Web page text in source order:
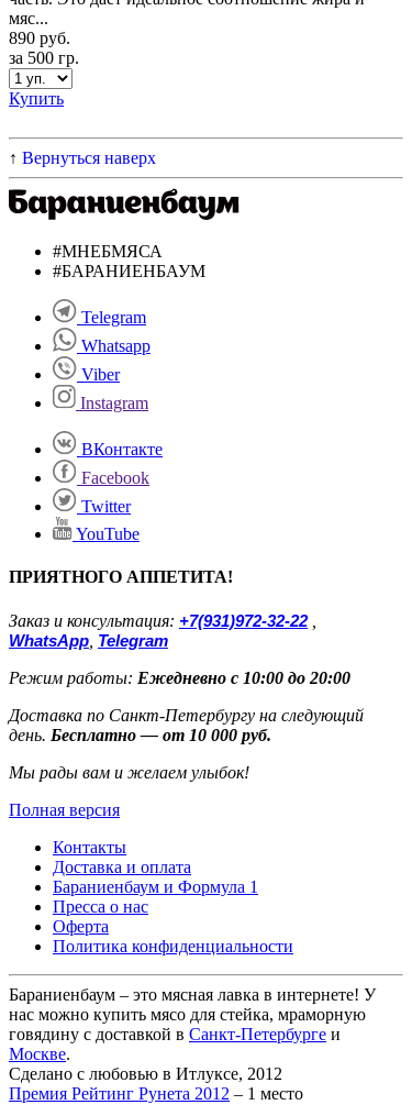
мяс...
890 руб.
за 500 гр.
Купить
↑ Вернуться наверх
#МНЕБМЯСА
#БАРАНИЕНБАУМ
Telegram
Whatsapp
Viber
Instagram
ВКонтакте
Facebook
Twitter
YouTube
ПРИЯТНОГО АППЕТИТА!
Заказ и консультация: +7(931)972-32-22,
WhatsApp Telegram
Режим работы: Ежедневно с 10:00 до 20:00
Доставка по Санкт-Петербургу на следующий
день. Бесплатно — от 10 000 руб.
Мы рады вам и желаем улыбок!
Полная версия
Контакты
Доставка и оплата
Бараниенбаум и Формула 1
Пресса о нас
Оферта
Политика конфиденциальности
Бараниенбаум – это мясная лавка в интернете! У
нас можно купить мясо для стейка, мраморную
говядину с доставкой в Санкт-Петербурге и
Москве.
Сделано с любовью в Итлуксе, 2012
Премия Рейтинг Рунета 2012 – 1 место